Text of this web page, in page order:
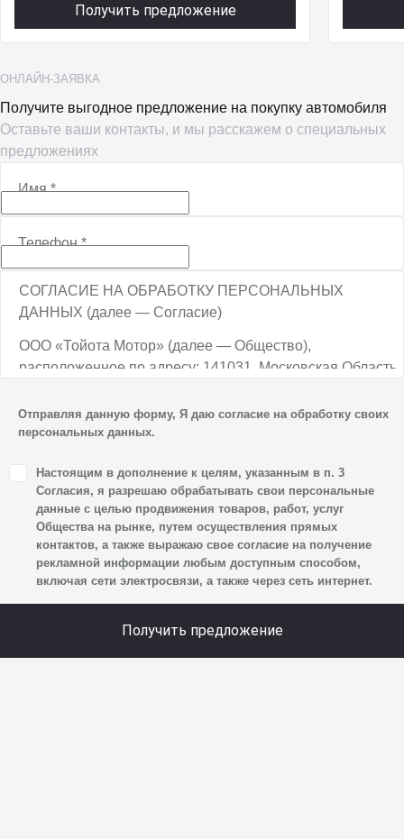
Получить предложение
ОНЛАЙН-ЗАЯВКА
Получите выгодное предложение на покупку автомобиля
Оставьте ваши контакты, и мы расскажем о специальных
предложениях
Имя*
Телефон*
СОГЛАСИЕ НА ОБРАБОТКУ ПЕРСОНАЛЬНЫХ
ДАННЫХ (далее — Согласие)
ООО «Тойота Мотор» (далее — Общество),
расположенное по адресу: 141031, Московская Область,
Автомобильный, стр. 5А/1, является оператором
персональных данных.
1. Настоящим я даю согласие Обществу на обработку
своих персональных данных, а именно: имени, отчества,
фамилии, контактных данных (включая номер телефона
и адрес электронной почты), адреса, сведений
о впечатлениях, интересах, предпочтениях
к автомобилю(-ям) и товарам/услугам, IP-адреса,
сайта, уникального идентификатора посетителя сайта,
предпочтительного времени и способа для контакта,
Отправляя данную форму, Я даю согласие на обработку своих
персональных данных.
Настоящим в дополнение к целям, указанным в п. 3
Согласия, я разрешаю обрабатывать свои персональные
данные с целью продвижения товаров, работ, услуг
Общества на рынке, путем осуществления прямых
контактов, а также выражаю свое согласие на получение
рекламной информации любым доступным способом,
включая сети электросвязи, а также через сеть интернет.
Получить предложение